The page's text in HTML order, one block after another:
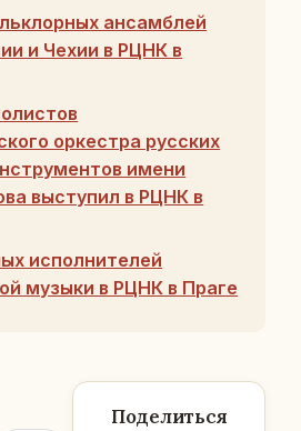
ансамблей
и Чехии в РЦНК в
оркестра русских
имени
выступил в РЦНК в
исполнителей
музыки в РЦНК в Праге
Поделиться